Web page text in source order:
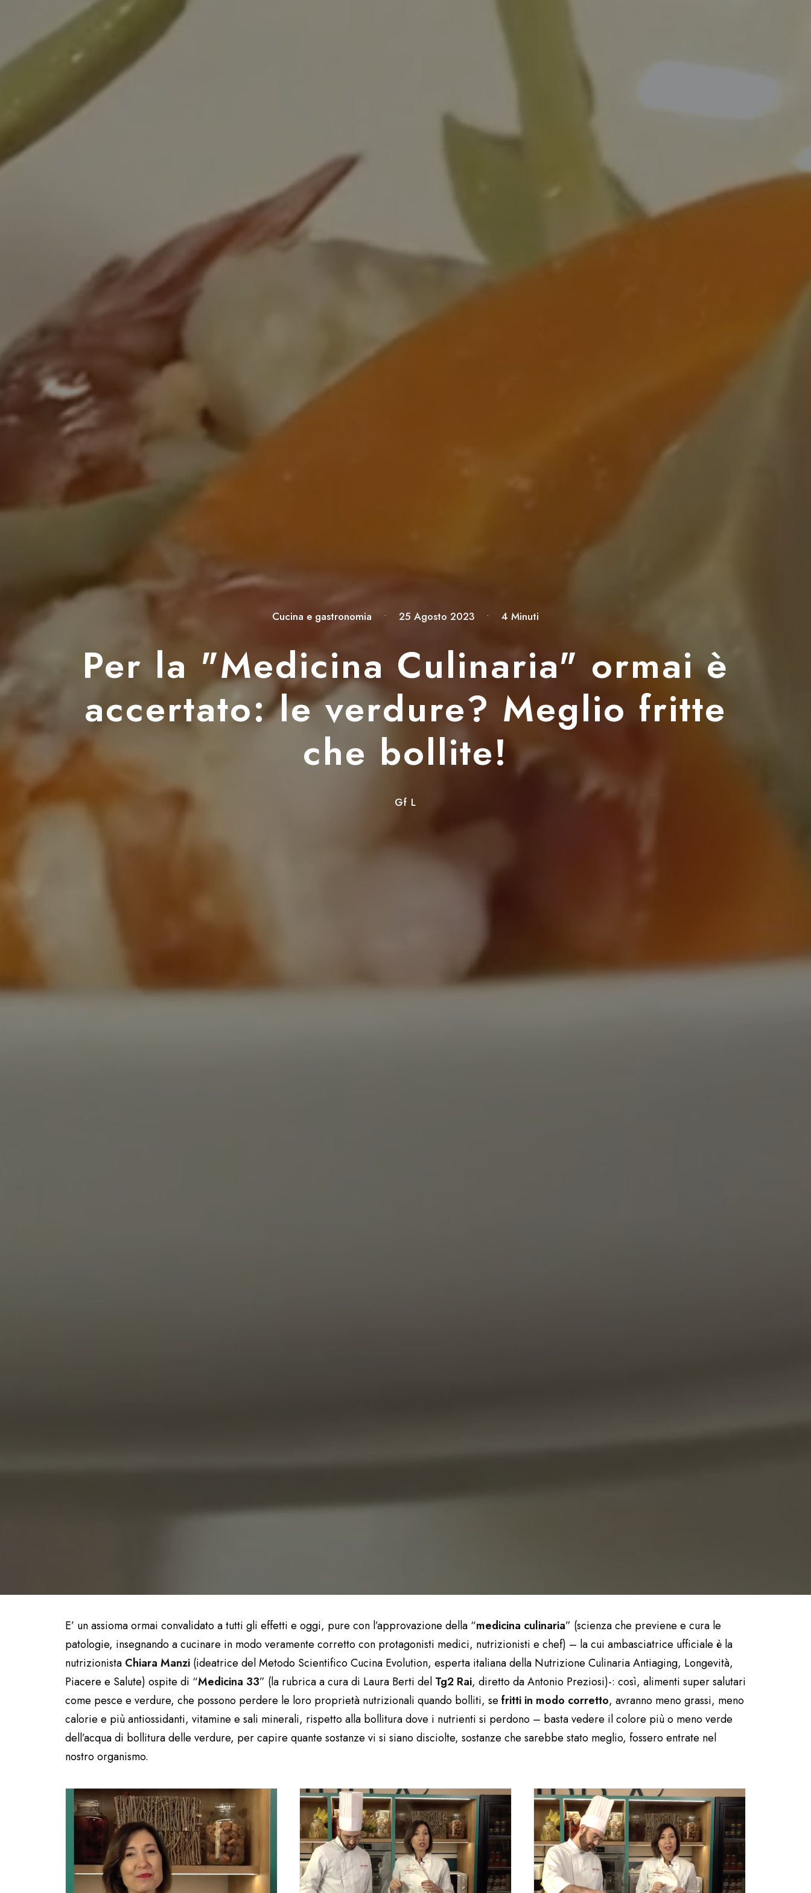
Cucina e gastronomia • 25 Agosto 2023 • 4 Minuti
Per la "Medicina Culinaria" ormai è
accertato: le verdure? Meglio fritte
che bollite!
Gf L
E’ un assioma ormai convalidato a tutti gli effetti e oggi, pure con l’approvazione della “medicina culinaria” (scienza che previene e cura le
patologie, insegnando a cucinare in modo veramente corretto con protagonisti medici, nutrizionisti e chef) – la cui ambasciatrice ufficiale è la
nutrizionista Chiara Manzi (ideatrice del Metodo Scientifico Cucina Evolution, esperta italiana della Nutrizione Culinaria Antiaging, Longevità,
Piacere e Salute) ospite di “Medicina 33” (la rubrica a cura di Laura Berti del Tg2 Rai, diretto da Antonio Preziosi)-: così, alimenti super salutari
come pesce e verdure, che possono perdere le loro proprietà nutrizionali quando bolliti, se fritti in modo corretto, avranno meno grassi, meno
calorie e più antiossidanti, vitamine e sali minerali, rispetto alla bollitura dove i nutrienti si perdono – basta vedere il colore più o meno verde
dell’acqua di bollitura delle verdure, per capire quante sostanze vi si siano disciolte, sostanze che sarebbe stato meglio, fossero entrate nel
nostro organismo.